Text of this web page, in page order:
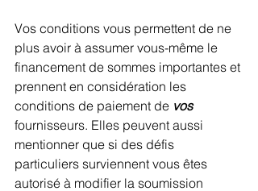
Vos conditions vous permettent de ne
plus avoir à assumer vous-même le
financement de sommes importantes et
prennent en considération les
conditions de paiement de vos
fournisseurs. Elles peuvent aussi
mentionner que si des défis
particuliers surviennent vous êtes
autorisé à modifier la soumission